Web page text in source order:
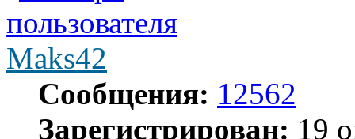
Maks42
Сообщения: 12562
Зарегистрирован: 19